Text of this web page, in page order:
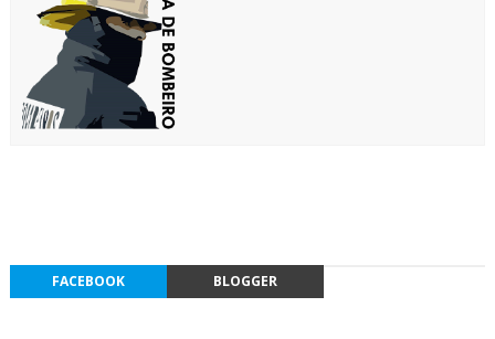
FACEBOOK BLOGGER